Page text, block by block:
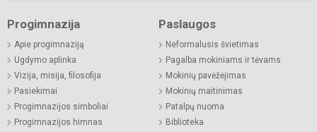
Progimnazija
Apie progimnaziją
Ugdymo aplinka
Vizija, misija, filosofija
Pasiekimai
Progimnazijos simboliai
Progimnazijos himnas
Paslaugos
Neformalusis švietimas
Pagalba mokiniams ir tėvams
Mokinių pavėžėjimas
Mokinių maitinimas
Patalpų nuoma
Biblioteka